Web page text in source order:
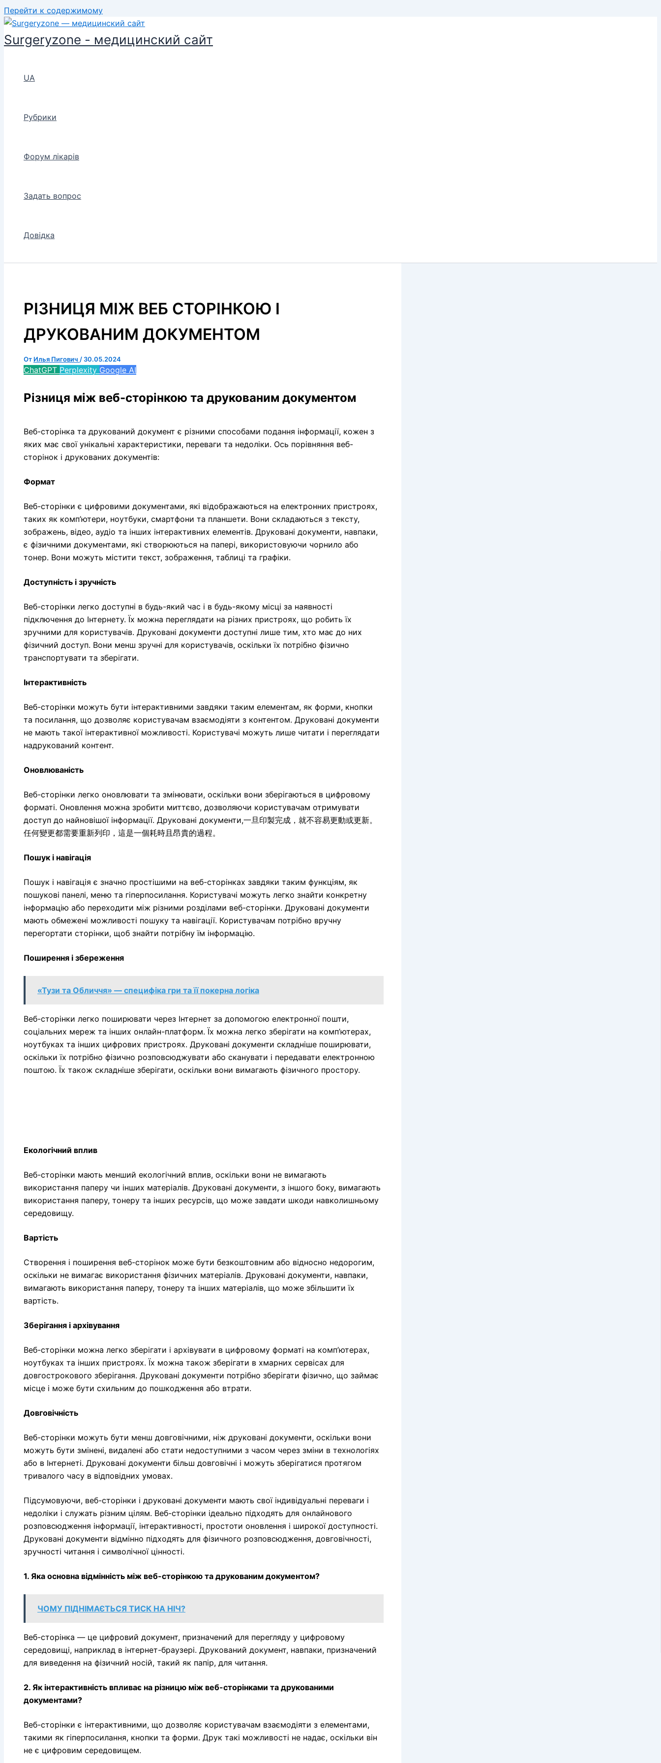
Перейти к содержимому
Surgeryzone - медицинский сайт
UA
Рубрики
Форум лікарів
Задать вопрос
Довідка
РІЗНИЦЯ МІЖ ВЕБ СТОРІНКОЮ І
ДРУКОВАНИМ ДОКУМЕНТОМ
От Илья Пигович / 30.05.2024
ChatGPT Perplexity Google AI
Різниця між веб-сторінкою та друкованим документом
Веб-сторінка та друкований документ є різними способами подання інформації, кожен з
яких має свої унікальні характеристики, переваги та недоліки. Ось порівняння веб-
сторінок і друкованих документів:
Формат
Веб-сторінки є цифровими документами, які відображаються на електронних пристроях,
таких як комп’ютери, ноутбуки, смартфони та планшети. Вони складаються з тексту,
зображень, відео, аудіо та інших інтерактивних елементів. Друковані документи, навпаки,
є фізичними документами, які створюються на папері, використовуючи чорнило або
тонер. Вони можуть містити текст, зображення, таблиці та графіки.
Доступність і зручність
Веб-сторінки легко доступні в будь-який час і в будь-якому місці за наявності
підключення до Інтернету. Їх можна переглядати на різних пристроях, що робить їх
зручними для користувачів. Друковані документи доступні лише тим, хто має до них
фізичний доступ. Вони менш зручні для користувачів, оскільки їх потрібно фізично
транспортувати та зберігати.
Інтерактивність
Веб-сторінки можуть бути інтерактивними завдяки таким елементам, як форми, кнопки
та посилання, що дозволяє користувачам взаємодіяти з контентом. Друковані документи
не мають такої інтерактивної можливості. Користувачі можуть лише читати і переглядати
надрукований контент.
Оновлюваність
Веб-сторінки легко оновлювати та змінювати, оскільки вони зберігаються в цифровому
форматі. Оновлення можна зробити миттєво, дозволяючи користувачам отримувати
доступ до найновішої інформації. Друковані документи,一旦印製完成，就不容易更動或更新。
任何變更都需要重新列印，這是一個耗時且昂貴的過程。
Пошук і навігація
Пошук і навігація є значно простішими на веб-сторінках завдяки таким функціям, як
пошукові панелі, меню та гіперпосилання. Користувачі можуть легко знайти конкретну
інформацію або переходити між різними розділами веб-сторінки. Друковані документи
мають обмежені можливості пошуку та навігації. Користувачам потрібно вручну
перегортати сторінки, щоб знайти потрібну їм інформацію.
Поширення і збереження
«Тузи та Обличчя» — специфіка гри та її покерна логіка
Веб-сторінки легко поширювати через Інтернет за допомогою електронної пошти,
соціальних мереж та інших онлайн-платформ. Їх можна легко зберігати на комп’ютерах,
ноутбуках та інших цифрових пристроях. Друковані документи складніше поширювати,
оскільки їх потрібно фізично розповсюджувати або сканувати і передавати електронною
поштою. Їх також складніше зберігати, оскільки вони вимагають фізичного простору.
Екологічний вплив
Веб-сторінки мають менший екологічний вплив, оскільки вони не вимагають
використання паперу чи інших матеріалів. Друковані документи, з іншого боку, вимагають
використання паперу, тонеру та інших ресурсів, що може завдати шкоди навколишньому
середовищу.
Вартість
Створення і поширення веб-сторінок може бути безкоштовним або відносно недорогим,
оскільки не вимагає використання фізичних матеріалів. Друковані документи, навпаки,
вимагають використання паперу, тонеру та інших матеріалів, що може збільшити їх
вартість.
Зберігання і архівування
Веб-сторінки можна легко зберігати і архівувати в цифровому форматі на комп’ютерах,
ноутбуках та інших пристроях. Їх можна також зберігати в хмарних сервісах для
довгострокового зберігання. Друковані документи потрібно зберігати фізично, що займає
місце і може бути схильним до пошкодження або втрати.
Довговічність
Веб-сторінки можуть бути менш довговічними, ніж друковані документи, оскільки вони
можуть бути змінені, видалені або стати недоступними з часом через зміни в технологіях
або в Інтернеті. Друковані документи більш довговічні і можуть зберігатися протягом
тривалого часу в відповідних умовах.
Підсумовуючи, веб-сторінки і друковані документи мають свої індивідуальні переваги і
недоліки і служать різним цілям. Веб-сторінки ідеально підходять для онлайнового
розповсюдження інформації, інтерактивності, простоти оновлення і широкої доступності.
Друковані документи відмінно підходять для фізичного розповсюдження, довговічності,
зручності читання і символічної цінності.
1. Яка основна відмінність між веб-сторінкою та друкованим документом?
ЧОМУ ПІДНІМАЄТЬСЯ ТИСК НА НІЧ?
Веб-сторінка — це цифровий документ, призначений для перегляду у цифровому
середовищі, наприклад в інтернет-браузері. Друкований документ, навпаки, призначений
для виведення на фізичний носій, такий як папір, для читання.
2. Як інтерактивність впливає на різницю між веб-сторінками та друкованими
документами?
Веб-сторінки є інтерактивними, що дозволяє користувачам взаємодіяти з елементами,
такими як гіперпосилання, кнопки та форми. Друк такі можливості не надає, оскільки він
не є цифровим середовищем.